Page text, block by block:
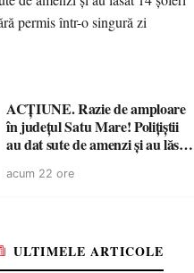
ACȚIUNE. Razie de amploare
în județul Satu Mare! Polițiștii
au dat sute de amenzi și au lăsat
singură zi
acum 22 ore
ULTIMELE ARTICOLE